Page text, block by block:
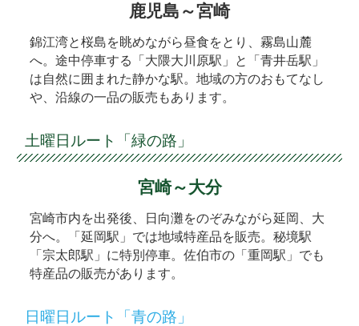
鹿児島～宮崎
錦江湾と桜島を眺めながら昼食をとり、霧島山麓
へ。途中停車する「大隈大川原駅」と「青井岳駅」
は自然に囲まれた静かな駅。地域の方のおもてなし
や、沿線の一品の販売もあります。
土曜日ルート「緑の路」
宮崎～大分
宮崎市内を出発後、日向灘をのぞみながら延岡、大
分へ。「延岡駅」では地域特産品を販売。秘境駅
「宗太郎駅」に特別停車。佐伯市の「重岡駅」でも
特産品の販売があります。
日曜日ルート「青の路」